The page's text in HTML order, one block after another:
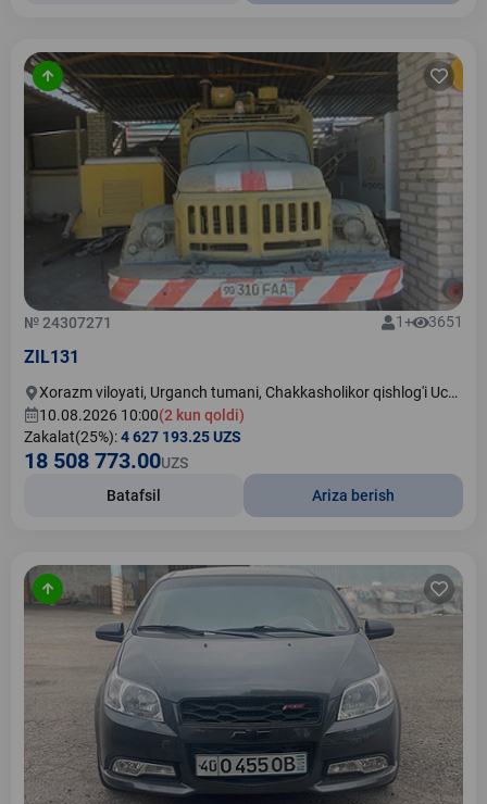
№ 24307271 1+ 3651
ZIL131
Xorazm viloyati, Urganch tumani, Chakkasholikor qishlog'i Uch
ko'prik maxallasi 1 UY
10.08.2026 10:00(2 kun qoldi)
Zakalat(25%):4 627 193.25 UZS
18 508 773.00UZS
Batafsil
Ariza berish